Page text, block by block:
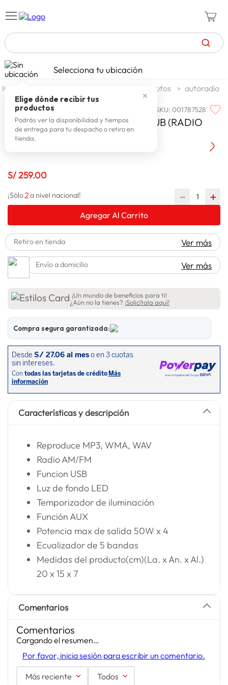
TÉRMINOS MÁS BUSCADOS
1. zapatillas mujer
2. celulares
3. zapatillas hombre
4. moda
6
8. laptop
10. lavadora
Selecciona tu ubicación
✕
Elige dónde recibir tus
productos
Podrás ver la disponibilidad y tiempos
de entrega para tu despacho o retiro en
tienda.
audio y video para autos autoradio
PIONEER SKU:001787528
PIONEER AUTO RADIO MVH-85UB (RADIO
AM/FM
S/259.00
¡Sólo2a nivel nacional! ＋
－
Agregar Al Carrito
Retiro en tienda Ver más
Envío a domicilio Ver más
¡Un mundo de beneficios para ti!
¿Aún no la tienes? ¡Solicítala aquí!
Compra segura garantizada:
Características y descripción
Reproduce MP3, WMA, WAV
Radio AM/FM
Funcion USB
Luz de fondo LED
Temporizador de iluminación
Función AUX
Potencia max de salida 50W x 4
Ecualizador de 5 bandas
Medidas del producto(cm)(La. x An. x Al.)
20 x 15 x 7
Comentarios
Comentarios
Cargando el resumen…
Por favor, inicia sesión para escribir un comentario.
Más reciente Todos